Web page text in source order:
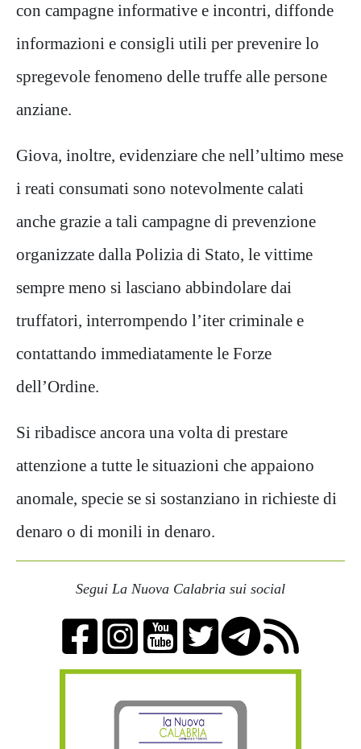
con campagne informative e incontri, diffonde
informazioni e consigli utili per prevenire lo
spregevole fenomeno delle truffe alle persone
anziane.
Giova, inoltre, evidenziare che nell’ultimo mese
i reati consumati sono notevolmente calati
anche grazie a tali campagne di prevenzione
organizzate dalla Polizia di Stato, le vittime
sempre meno si lasciano abbindolare dai
truffatori, interrompendo l’iter criminale e
contattando immediatamente le Forze
dell’Ordine.
Si ribadisce ancora una volta di prestare
attenzione a tutte le situazioni che appaiono
anomale, specie se si sostanziano in richieste di
denaro o di monili in denaro.
Segui La Nuova Calabria sui social